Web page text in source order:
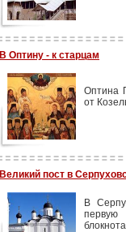
В Оптину - к старцам
Оптина
от
Великий пост в
В
первую